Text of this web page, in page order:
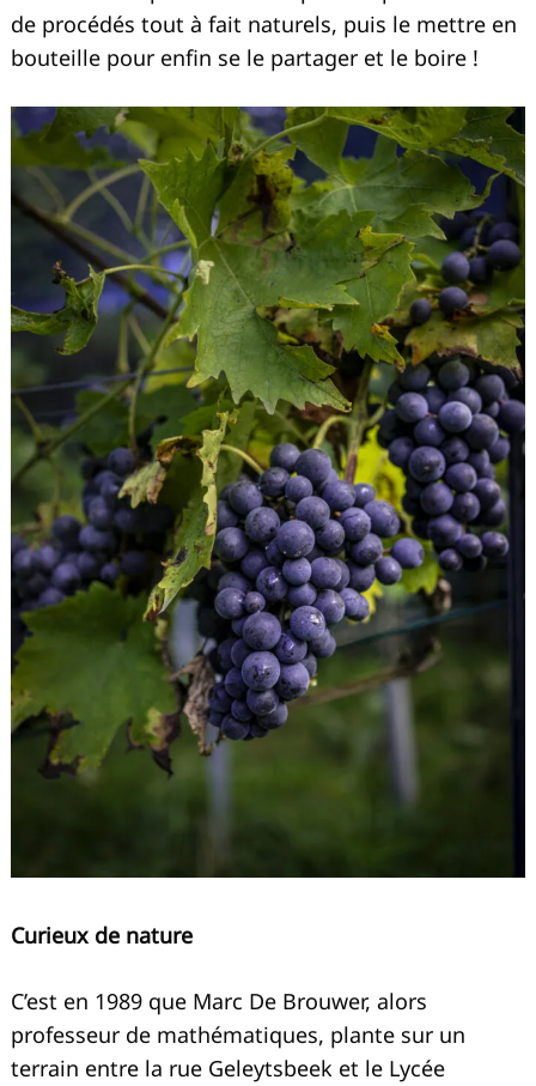
de procédés tout à fait naturels, puis le mettre en
bouteille pour enfin se le partager et le boire !
Curieux de nature
C’est en 1989 que Marc De Brouwer, alors
professeur de mathématiques, plante sur un
terrain entre la rue Geleytsbeek et le Lycée